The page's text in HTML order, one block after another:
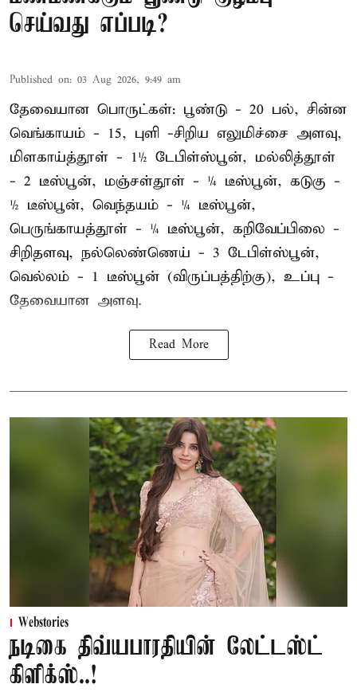
செய்வது எப்படி?
Published on: 03 Aug 2026, 9:49 am
தேவையான பொருட்கள்: பூண்டு - 20 பல், சின்ன
வெங்காயம் - 15, புளி -சிறிய எலுமிச்சை அளவு,
மிளகாய்த்தூள் - 1½ டேபிள்ஸ்பூன், மல்லித்தூள்
- 2 டீஸ்பூன், மஞ்சள்தூள் - ¼ டீஸ்பூன், கடுகு -
½ டீஸ்பூன், வெந்தயம் - ¼ டீஸ்பூன்,
பெருங்காயத்தூள் - ¼ டீஸ்பூன், கறிவேப்பிலை -
சிறிதளவு, நல்லெண்ணெய் - 3 டேபிள்ஸ்பூன்,
வெல்லம் - 1 டீஸ்பூன் (விருப்பத்திற்கு), உப்பு -
தேவையான அளவு.
Read More
Webstories
நடிகை திவ்யபாரதியின் லேட்டஸ்ட்
கிளிக்ஸ்..!